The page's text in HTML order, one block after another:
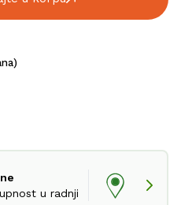
u radnji